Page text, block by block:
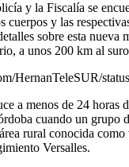
y la Fiscalía se
cuerpos y las
sobre esta nueva
a unos 200 km al
HernanTeleSUR/
a menos de 24 horas
cuando un grupo
rural conocida como
Versalles.